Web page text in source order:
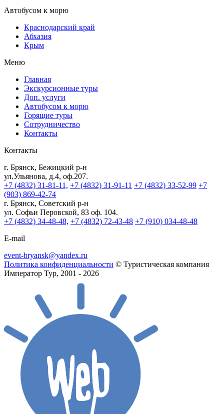
Автобусом к морю
Краснодарский край
Абхазия
Крым
Меню
Главная
Экскурсионные туры
Доп. услуги
Автобусом к морю
Горящие туры
Сотрудничество
Контакты
Контакты
г. Брянск, Бежицкий р-н
ул.Ульянова, д.4, оф.207.
+7 (4832) 31-81-11, +7 (4832) 31-91-11 +7 (4832) 33-52-99 +7
(903) 869-42-74
г. Брянск, Советский р-н
ул. Софьи Перовской, 83 оф. 104.
+7 (4832) 34-48-48, +7 (4832) 72-43-48 +7 (910) 034-48-48
E-mail
event-bryansk@yandex.ru
Политика конфиденциальности © Туристическая компания
Император Тур, 2001 - 2026